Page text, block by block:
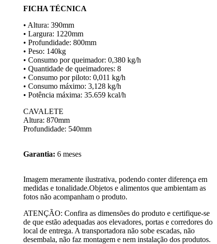
FICHA TÉCNICA
• Altura: 390mm
• Largura: 1220mm
• Profundidade: 800mm
• Peso: 140kg
• Consumo por queimador: 0,380 kg/h
• Quantidade de queimadores: 8
• Consumo por piloto: 0,011 kg/h
• Consumo máximo: 3,128 kg/h
• Potência máxima: 35.659 kcal/h
CAVALETE
Altura: 870mm
Profundidade: 540mm
Garantia: 6 meses
Imagem meramente ilustrativa, podendo conter diferença em
medidas e tonalidade.Objetos e alimentos que ambientam as
fotos não acompanham o produto.
ATENÇÃO: Confira as dimensões do produto e certifique-se
de que estão adequadas aos elevadores, portas e corredores do
local de entrega. A transportadora não sobe escadas, não
desembala, não faz montagem e nem instalação dos produtos.